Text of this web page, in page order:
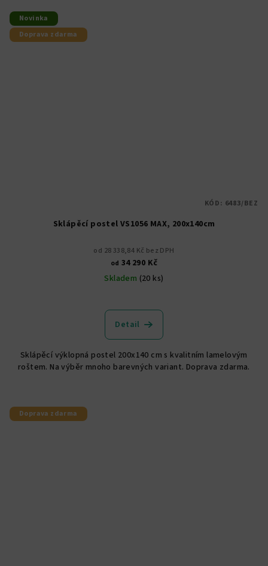
Novinka
Doprava zdarma
Sklápěcí postel VS1056 MAX, 200x140cm
od 28 338,84 Kč bez DPH
od 34 290 Kč
Skladem (20 ks)
hodnocení
produktu
z
5
Detail
Sklápěcí výklopná postel 200x140 cm s kvalitním lamelovým
roštem. Na výběr mnoho barevných variant. Doprava zdarma.
KÓD: 6483/BEZ
Doprava zdarma